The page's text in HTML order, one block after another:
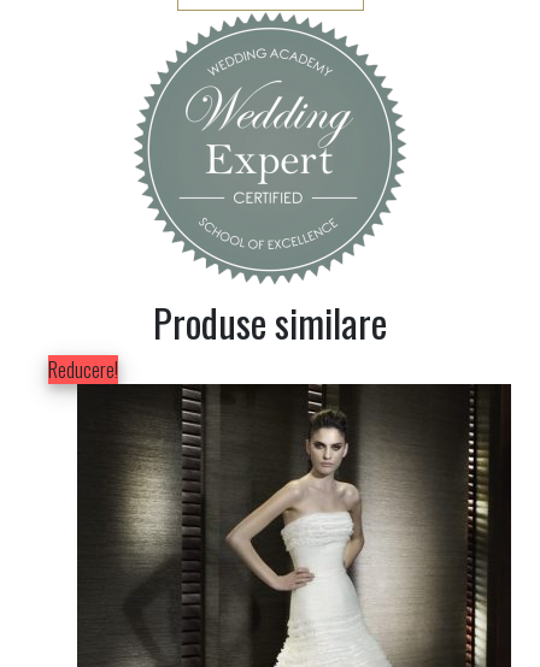
Produse similare
Reducere!